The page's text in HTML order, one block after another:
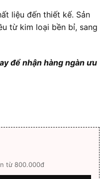
liệu đến thiết kế. Sản
từ kim loại bền bỉ, sang
để nhận hàng ngàn ưu
từ 800.000đ